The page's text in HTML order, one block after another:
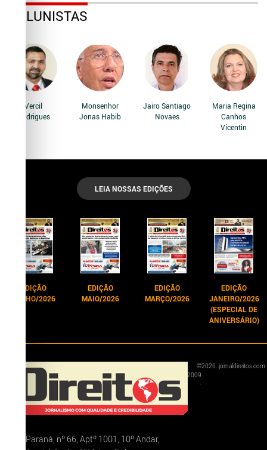
COLUNISTAS
Vercil
Rodrigues
Monsenhor
Jonas Habib
Jairo Santiago
Novaes
Maria Regina
Canhos
Vicentin
LEIA NOSSAS EDIÇÕES
EDIÇÃO
JUNHO/2026
EDIÇÃO
MAIO/2026
EDIÇÃO
MARÇO/2026
EDIÇÃO
JANEIRO/2026
(ESPECIAL DE
ANIVERSÁRIO)
Rua Paraná, nº 66, Aptº 1001, 10º Andar,
©
2009
-
2026 jornaldireitos.com